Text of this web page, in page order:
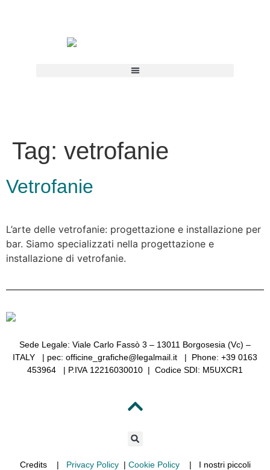
Tag: vetrofanie
Vetrofanie
L’arte delle vetrofanie: progettazione e installazione per
bar. Siamo specializzati nella progettazione e
installazione di vetrofanie.
Sede Legale: Viale Carlo Fassò 3 – 13011 Borgosesia (Vc) –
ITALY | pec: officine_grafiche@legalmail.it | Phone: +39 0163
453964 | P.IVA 12216030010 | Codice SDI: M5UXCR1
Credits | Privacy Policy| Cookie Policy| I nostri piccoli